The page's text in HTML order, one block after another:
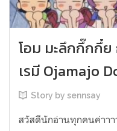
โอม มะลึกกึ๊กกึ๋
เรมี Ojamajo
Story by sennsay
สวัสดีนักอ่านทุกคนค่าา